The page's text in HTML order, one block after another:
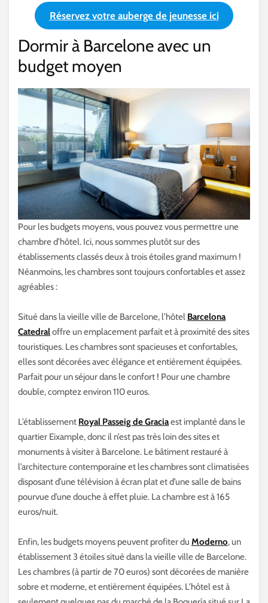
Réservez votre auberge de jeunesse ici
Dormir à Barcelone avec un
budget moyen
Pour les budgets moyens, vous pouvez vous permettre une
chambre d’hôtel. Ici, nous sommes plutôt sur des
établissements classés deux à trois étoiles grand maximum !
Néanmoins, les chambres sont toujours confortables et assez
agréables :
Situé dans la vieille ville de Barcelone, l’hôtel Barcelona
Catedraloffre un emplacement parfait et à proximité des sites
touristiques. Les chambres sont spacieuses et confortables,
elles sont décorées avec élégance et entièrement équipées.
Parfait pour un séjour dans le confort ! Pour une chambre
double, comptez environ 110 euros.
L’établissement Royal Passeig de Graciaest implanté dans le
quartier Eixample, donc il n’est pas très loin des sites et
monuments à visiter à Barcelone. Le bâtiment restauré à
l’architecture contemporaine et les chambres sont climatisées
disposant d’une télévision à écran plat et d’une salle de bains
pourvue d’une douche à effet pluie. La chambre est à 165
euros/nuit.
Enfin, les budgets moyens peuvent profiter du Moderno, un
établissement 3 étoiles situé dans la vieille ville de Barcelone.
Les chambres (à partir de 70 euros) sont décorées de manière
sobre et moderne, et entièrement équipées. L’hôtel est à